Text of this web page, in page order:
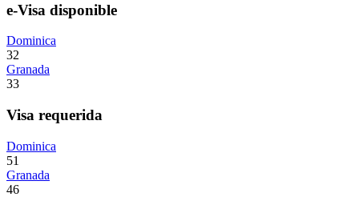
e-Visa disponible
Dominica
32
Granada
33
Visa requerida
Dominica
51
Granada
46